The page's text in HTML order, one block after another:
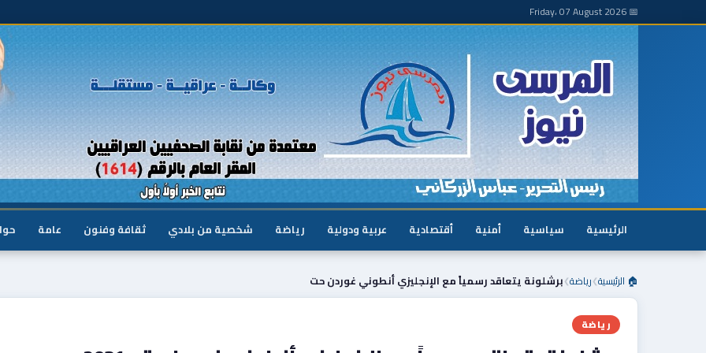
📅 Friday، 07 August 2026
الرئيسية سياسية أمنية أقتصادية عربية ودولية رياضة شخصية من بلادي ثقافة وفنون عامة
🏠 الرئيسية❯رياضة❯برشلونة يتعاقد رسمياً مع الإنجليزي أنطوني غوردن حت
رياضة